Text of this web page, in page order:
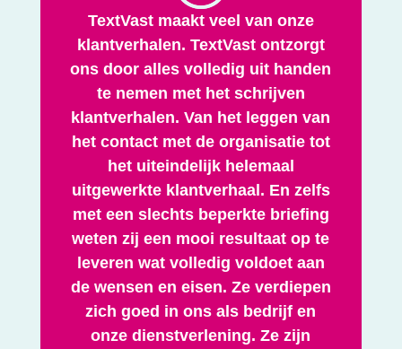
TextVast maakt veel van onze
klantverhalen. TextVast ontzorgt
ons door alles volledig uit handen
te nemen met het schrijven
klantverhalen. Van het leggen van
het contact met de organisatie tot
het uiteindelijk helemaal
uitgewerkte klantverhaal. En zelfs
met een slechts beperkte briefing
weten zij een mooi resultaat op te
leveren wat volledig voldoet aan
de wensen en eisen. Ze verdiepen
zich goed in ons als bedrijf en
onze dienstverlening. Ze zijn